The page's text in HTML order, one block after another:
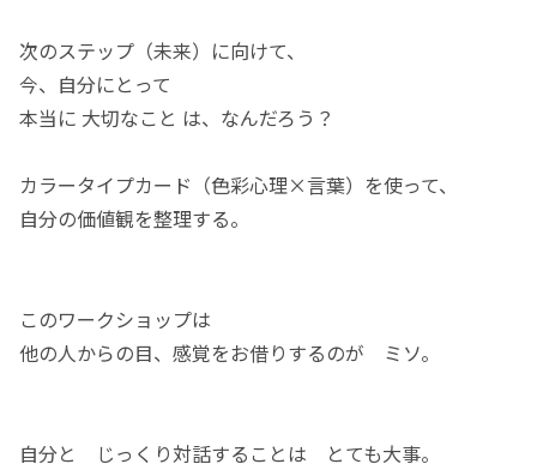
次のステップ（未来）に向けて、
今、自分にとって
本当に 大切なこと は、なんだろう？
カラータイプカード（色彩心理×言葉）を使って、
自分の価値観を整理する。
このワークショップは
他の人からの目、感覚をお借りするのが ミソ。
自分と じっくり対話することは とても大事。